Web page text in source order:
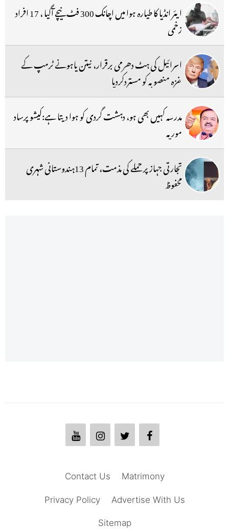
ایئر انڈیا کا طیارہ ہوا میں اچانک 300 فٹ نیچے آگیا ، 17 افراد
زخمی
اسرائیل کی ہٹ دھرمی برقرار، نیتن یاہونے ٹرمپ کے
غزہ منصوبہ کو مستردکردیا
مدرسہ کہیں بھی ہو، دہشت گردی کو ہوا دیتا ہے:کیشو پرساد
موریہ
تجارتی جہاز پر حملے کی مذمت، تمام 13ہندوستانی شہری
محفوظ
Matrimony
Contact Us
Advertise With Us
Privacy Policy
Sitemap